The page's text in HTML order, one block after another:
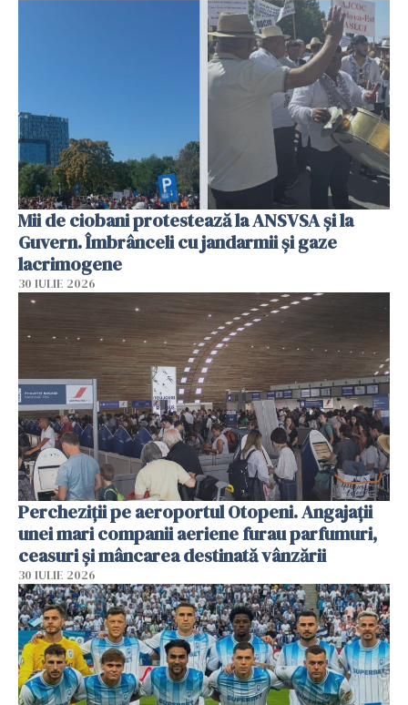
Mii de ciobani protestează la ANSVSA și la
Guvern. Îmbrânceli cu jandarmii și gaze
lacrimogene
30 IULIE 2026
Percheziții pe aeroportul Otopeni. Angajații
unei mari companii aeriene furau parfumuri,
ceasuri și mâncarea destinată vânzării
30 IULIE 2026